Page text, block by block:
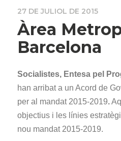
27 DE JULIOL DE 2015
Àrea
Barcelona
Socialistes, Entesa pel
han arribat a un Acord de
per al mandat 2015-2019.
objectius i les línies
nou mandat 2015-2019.